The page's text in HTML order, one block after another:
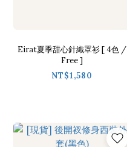
Eirat夏季甜心針織罩衫 [ 4色 /
Free ]
NT$1,580